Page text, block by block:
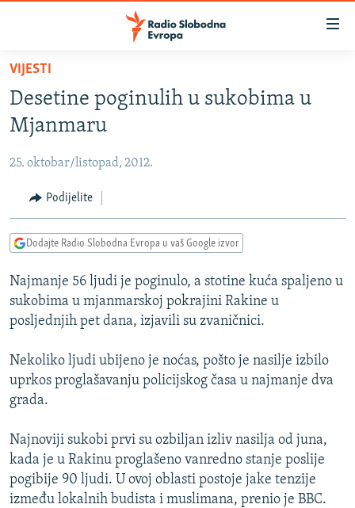
Pređite
glavni
sadržaj
Pređite
na
navigaciju
Pređite
na
BOSNA I HERCEGOVINA
SRBIJA
KOSOVO
CRNA GORA
VIDEO
FOTOGALERIJE
INFOGRAFIKE
PODCASTI
RAT U UKRAJINI
KINA NA BALKANU
ISPRIČAJ MI
DNEVNO@RSE
VIŠE OD NASLOVA
GENOCID U SREBRENICI
PRATITE NAS
VIJESTI
Desetine poginulih u sukobima u
Mjanmaru
25. oktobar/listopad, 2012.
Podijelite
Dodajte Radio Slobodna Evropa u vaš Google izvor
Najmanje 56 ljudi je poginulo, a stotine kuća spaljeno u
sukobima u mjanmarskoj pokrajini Rakine u
posljednjih pet dana, izjavili su zvaničnici.
Nekoliko ljudi ubijeno je noćas, pošto je nasilje izbilo
uprkos proglašavanju policijskog časa u najmanje dva
grada.
Najnoviji sukobi prvi su ozbiljan izliv nasilja od juna,
kada je u Rakinu proglašeno vanredno stanje poslije
pogibije 90 ljudi. U ovoj oblasti postoje jake tenzije
između lokalnih budista i muslimana, prenio je BBC.